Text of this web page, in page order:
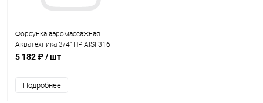
Форсунка аэромассажная
Акватехника 3/4" НР AISI 316
(универсал) (AT03.24.1M)
5 182 ₽/ шт
Подробнее